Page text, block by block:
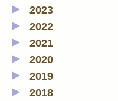
2023
2022
2021
2020
2019
2018